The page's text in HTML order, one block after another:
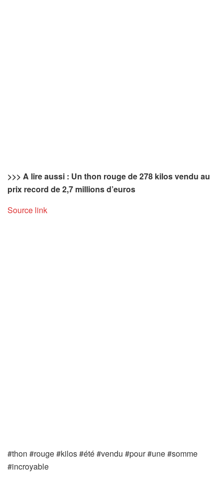
>>> A lire aussi : Un thon rouge de 278 kilos vendu au
prix record de 2,7 millions d’euros
Source link
#thon #rouge #kilos #été #vendu #pour #une #somme
#incroyable